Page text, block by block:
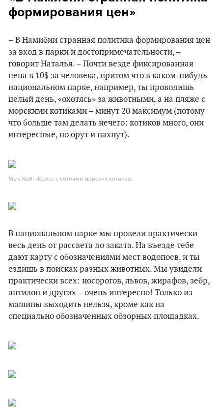
формирования цен»
– В Намибии странная политика формирования цен
за вход в парки и достопримечательности, –
говорит Наталья. – Почти везде фиксированная
цена в 10$ за человека, притом что в каком-нибудь
национальном парке, например, ты проводишь
целый день, «охотясь» за животными, а на пляже с
морскими котиками – минут 20 максимум (потому
что больше там делать нечего: котиков много, они
интересные, но орут и пахнут).
Мыс Кейп-Кросс с сотнями морских котиков.
В национальном парке мы провели практически
весь день от рассвета до заката. На въезде тебе
дают карту с обозначениями мест водопоев, и ты
ездишь в поисках разных животных. Мы увидели
практически всех: носорогов, львов, жирафов, зебр,
антилоп и других – очень интересно! Только из
машины выходить нельзя, кроме как на
специально обозначенных обзорных площадках.